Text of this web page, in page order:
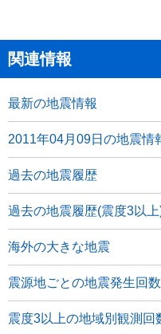
関連情報
最新の地震情報
2011年04月09日の地震情
過去の地震履歴
過去の地震履歴(震度3以
海外の大きな地震
震源地ごとの地震発生回数
震度3以上の地域別観測回